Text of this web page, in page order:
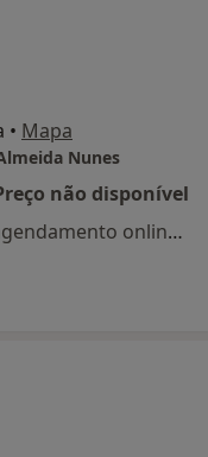
• Mapa
Nunes
não disponível
Esse especialista não oferece agendamento online para esse endereço.